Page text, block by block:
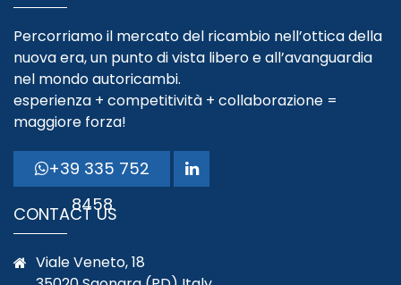
Percorriamo il mercato del ricambio nell’ottica della
nuova era, un punto di vista libero e all’avanguardia
nel mondo autoricambi.
esperienza + competitività + collaborazione =
maggiore forza!
+39 335 752
8458
CONTACT US
Viale Veneto, 18